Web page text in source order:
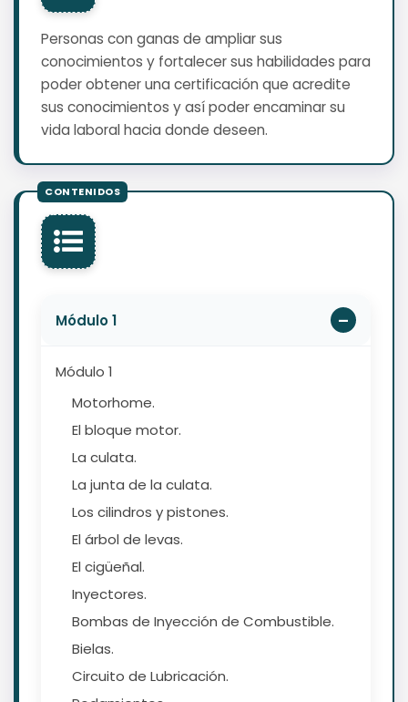
Personas con ganas de ampliar sus
conocimientos y fortalecer sus habilidades para
poder obtener una certificación que acredite
sus conocimientos y así poder encaminar su
vida laboral hacia donde deseen.
Módulo 1
Módulo 1
Motorhome.
El bloque motor.
La culata.
La junta de la culata.
Los cilindros y pistones.
El árbol de levas.
El cigüeñal.
Inyectores.
Bombas de Inyección de Combustible.
Bielas.
Circuito de Lubricación.